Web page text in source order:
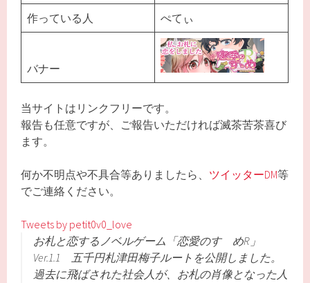
作っている人 ぺてぃ
バナー
当サイトはリンクフリーです。
報告も任意ですが、ご報告いただければ滅茶苦茶喜び
ます。
何か不明点や不具合等ありましたら、 ツイッターDM等
でご連絡ください。
Tweets by petit0v0_love
お札と恋するノベルゲーム「恋愛のすゝめR」
Ver.1.1 五千円札津田梅子ルートを公開しました。
過去に飛ばされた社会人が、お札の肖像となった人